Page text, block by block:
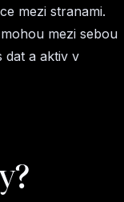
mezi stranami.
mezi sebou
dat a aktiv v